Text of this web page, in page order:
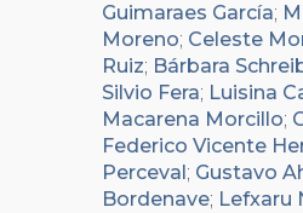
Guimaraes García;
Moreno; Celeste
Ruiz; Bárbara
Silvio Fera; Luisina
Macarena Morcillo;
Federico Vicente
Perceval ; Gustavo
Bordenave; Lefxaru